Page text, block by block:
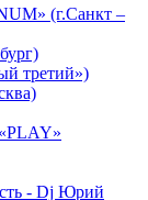
(г.Санкт –
третий»)
- Dj Юрий